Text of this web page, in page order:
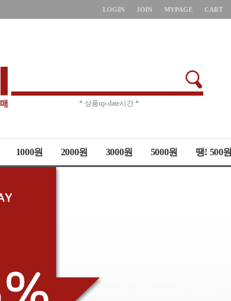
LOGIN JOIN MYPAGE CART
* 주문취소 제한 *
1000원 2000원 3000원 5000원 땡! 500원